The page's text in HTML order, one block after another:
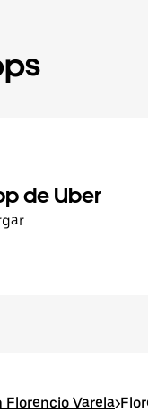
de Uber
Florencio Varela>